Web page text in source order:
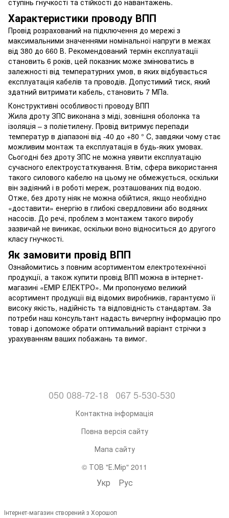
Характеристики проводу ВПП
Провід розрахований на підключення до мережі з
максимальними значеннями номінальної напруги в межах
від 380 до 660 В. Рекомендований термін експлуатації
становить 6 років, цей показник може змінюватись в
залежності від температурних умов, в яких відбувається
експлуатація кабелів та проводів. Допустимий тиск, який
здатний витримати кабель, становить 7 МПа.
Конструктивні особливості проводу ВПП
Жила дроту ЗПС виконана з міді, зовнішня оболонка та
ізоляція – з поліетилену. Провід витримує перепади
температур в діапазоні від -40 до +80 ° C, завдяки чому стає
можливим монтаж та експлуатація в будь-яких умовах.
Сьогодні без дроту ЗПС не можна уявити експлуатацію
сучасного електроустаткування. Втім, сфера використання
такого силового кабелю на цьому не обмежується, оскільки
він задіяний і в роботі мереж, розташованих під водою.
Отже, без дроту ніяк не можна обійтися, якщо необхідно
«доставити» енергію в глибокі свердловини або водяних
насосів. До речі, проблем з монтажем такого виробу
зазвичай не виникає, оскільки воно відноситься до другого
класу гнучкості.
Як замовити провід ВПП
Ознайомитись з повним асортиментом електротехнічної
продукції, а також купити провід ВПП можна в інтернет-
магазині «ЕМІР ЕЛЕКТРО». Ми пропонуємо великий
асортимент продукції від відомих виробників, гарантуємо її
високу якість, надійність та відповідність стандартам. За
потреби наш консультант надасть вичерпну інформацію про
товар і допоможе обрати оптимальний варіант стрічки з
урахуванням ваших побажань та вимог.
050 088-72-18 067 5-530-530
Контактна інформація
Повна версія сайту
Мапа сайту
© ТОВ "Е.Мір" 2011
Укр Рус
Інтернет-магазин створений з Хорошоп